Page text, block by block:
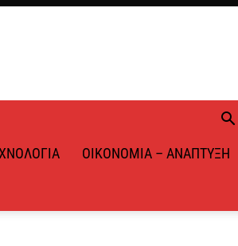
ΟΙΚΟΝΟΜΊΑ – ΑΝΆΠΤΥΞΗ